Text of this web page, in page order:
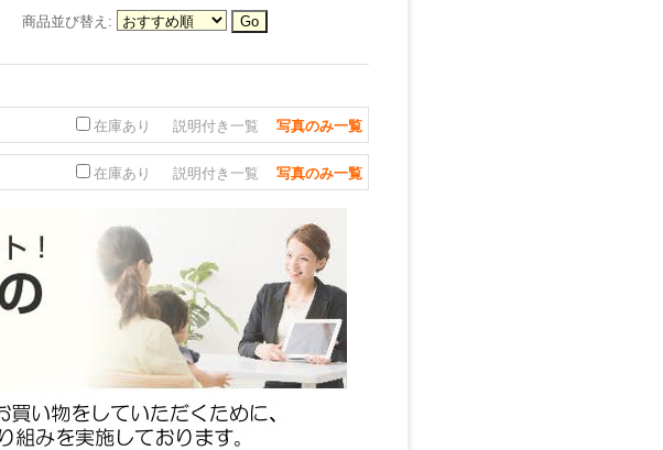
商品並び替え :
在庫あり 説明付き一覧 写真のみ一覧
在庫あり 説明付き一覧 写真のみ一覧